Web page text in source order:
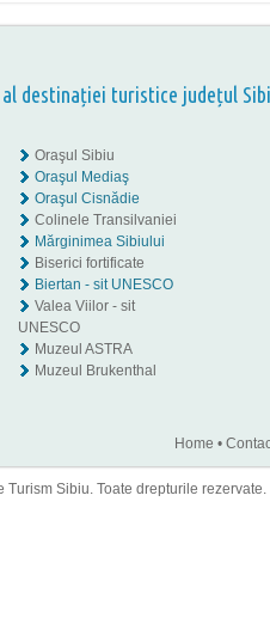
destinației turistice județul
Oraşul Sibiu
Oraşul Mediaş
Oraşul Cisnădie
Colinele Transilvaniei
Mărginimea Sibiului
Biserici fortificate
Biertan - sit UNESCO
Valea Viilor - sit
UNESCO
Muzeul ASTRA
Muzeul Brukenthal
Home •
Sibiu. Toate drepturile rezervate.